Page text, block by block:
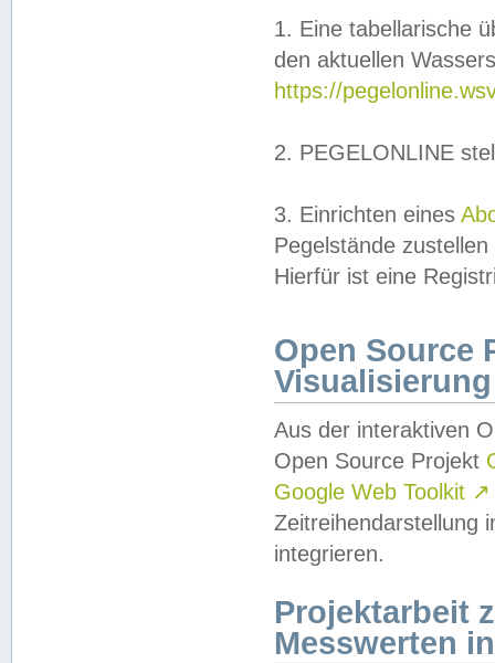
1. Eine tabellarische
den aktuellen
https://
2. PEGELONLINE
3. Einrichten eines
Pegelstände
Hierfür ist eine
Open Source
Visualisierung
Aus der interaktiven
Open Source Projekt
Google Web Toolkit ↗
Zeitreihendarstellung
integrieren.
Projektarbeit
Messwerten